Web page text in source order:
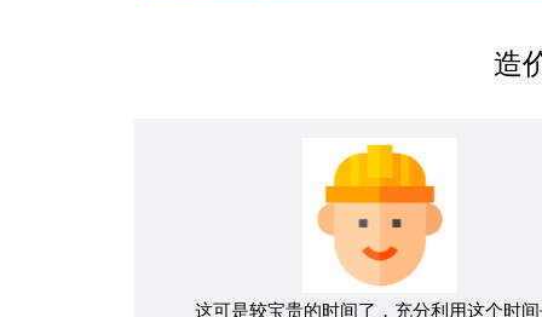
造
这可是较宝贵的时间了，充分利用这个时